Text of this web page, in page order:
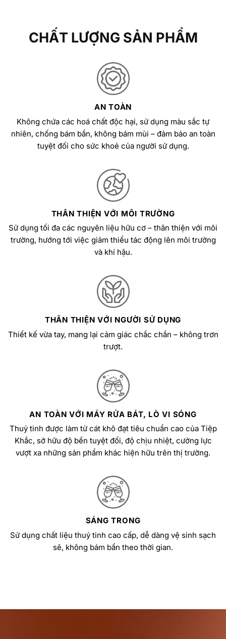
CHẤT LƯỢNG SẢN PHẨM
AN TOÀN
Không chứa các hoá chất độc hại, sử dụng màu sắc tự
nhiên, chống bám bẩn, không bám mùi – đảm bảo an toàn
tuyệt đối cho sức khoẻ của người sử dụng.
THÂN THIỆN VỚI MÔI TRƯỜNG
Sử dụng tối đa các nguyên liệu hữu cơ – thân thiện với môi
trường, hướng tới việc giảm thiểu tác động lên môi trường
và khí hậu.
THÂN THIỆN VỚI NGƯỜI SỬ DỤNG
Thiết kế vừa tay, mang lại cảm giác chắc chắn – không trơn
trượt.
AN TOÀN VỚI MÁY RỬA BÁT, LÒ VI SÓNG
Thuỷ tinh được làm từ cát khô đạt tiêu chuẩn cao của Tiệp
Khắc, sở hữu độ bền tuyệt đối, độ chịu nhiệt, cường lực
vượt xa những sản phẩm khác hiện hữu trên thị trường.
SÁNG TRONG
Sử dụng chất liệu thuỷ tinh cao cấp, dễ dàng vệ sinh sạch
sẽ, không bám bẩn theo thời gian.